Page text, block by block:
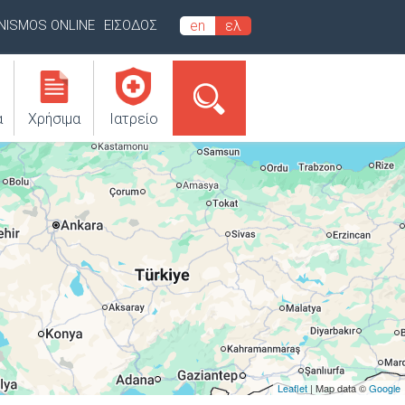
ΕΙΣΟΔΟΣ en ελ
ONLINE
Χρήσιμα Ιατρείο
Leaflet | Map data ©Google